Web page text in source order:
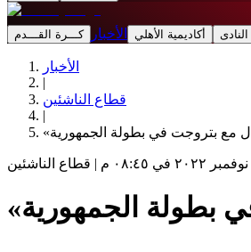
كـــرة القـــدم الأخبار أكاديمية الأهلي النادى
الأخبار
|
قطاع الناشئين
|
| قطاع الناشئين